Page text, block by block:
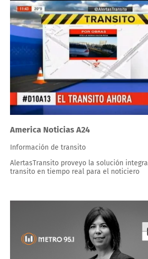
America Noticias A24
Información de transito
AlertasTransito proveyo la solución
transito en tiempo real para el noticiero